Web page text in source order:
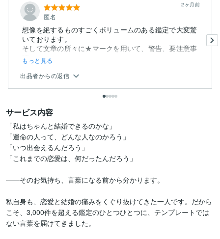
匿名
2ヶ月前
想像を絶するものすごくボリュームのある鑑定で大変驚
いております。
そして文章の所々に★マークを用いて、警告、要注意事
項、...
もっと見る
出品者からの返信
サービス内容
「私はちゃんと結婚できるのかな」
「運命の人って、どんな人なのかろう」
「いつ出会えるんだろう」
「これまでの恋愛は、何だったんだろう」
——そのお気持ち、言葉になる前から分かります。
私自身も、恋愛と結婚の痛みをくぐり抜けてきた一人です。だから
こそ、3,000件を超える鑑定のひとつひとつに、テンプレートでは
ない言葉を届けてきました。